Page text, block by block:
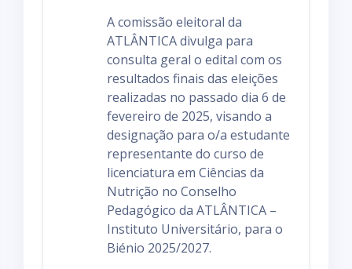
A comissão eleitoral da
ATLÂNTICA divulga para
consulta geral o edital com os
resultados finais das eleições
realizadas no passado dia 6 de
fevereiro de 2025, visando a
designação para o/a estudante
representante do curso de
licenciatura em Ciências da
Nutrição no Conselho
Pedagógico da ATLÂNTICA –
Instituto Universitário, para o
Biénio 2025/2027.